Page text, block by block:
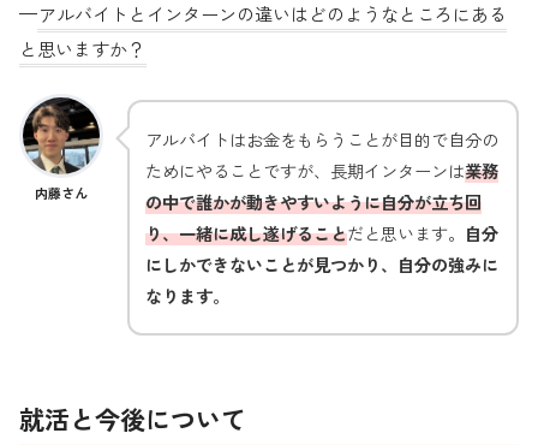
—アルバイトとインターンの違いはどのようなところにある
と思いますか？
内藤さん
アルバイトはお金をもらうことが目的で自分の
ためにやることですが、長期インターンは業務
の中で誰かが動きやすいように自分が立ち回
り、一緒に成し遂げることだと思います。 自分
にしかできないことが見つかり、自分の強みに
なります。
就活と今後について